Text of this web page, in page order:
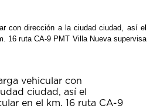
con dirección a la ciudad ciudad, así el
16 ruta CA-9 PMT Villa Nueva supervisa
vehicular con
ciudad, así el
en el km. 16 ruta CA-9